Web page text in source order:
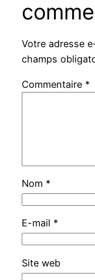
Votre adresse
champs
Commentaire *
Nom *
E-mail *
Site web